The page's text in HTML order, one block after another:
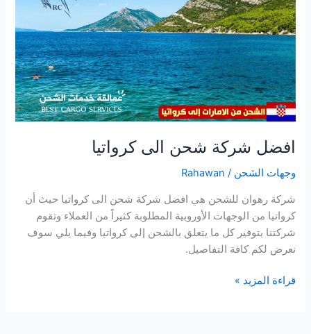
افضل شركة شحن الى كرواتيا
وجهات الشحن /
Rahawan
شركة رهوان للشحن هي افضل شركة شحن الى كرواتيا حيث أن
كرواتيا من الوجهات الأوروبية المطلوبة كثيراً من العملاء وتقوم
شركتنا بتوفير كل ما يتعلق بالشحن إلى كرواتيا وفيما يلي سوف
نعرض لكم كافة التفاصيل.
كرواتيا
قراءة المزيد »